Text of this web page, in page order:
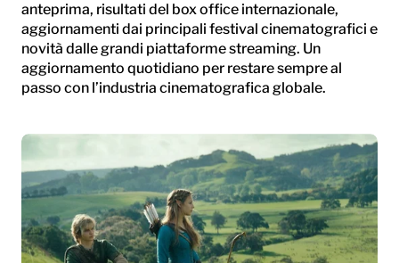
anteprima, risultati del box office internazionale,
aggiornamenti dai principali festival cinematografici e
novità dalle grandi piattaforme streaming. Un
aggiornamento quotidiano per restare sempre al
passo con l’industria cinematografica globale.